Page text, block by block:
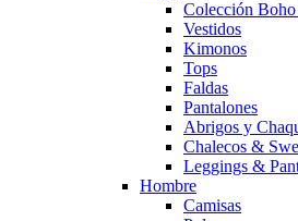
Colección
Vestidos
Kimonos
Tops
Faldas
Pantalones
Abrigos y
Chalecos &
Leggings &
Hombre
Camisas